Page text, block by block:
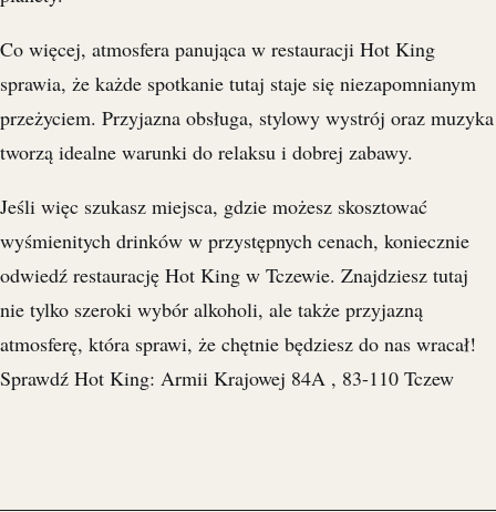
Co więcej, atmosfera panująca w restauracji Hot King
sprawia, że każde spotkanie tutaj staje się niezapomnianym
przeżyciem. Przyjazna obsługa, stylowy wystrój oraz muzyka
tworzą idealne warunki do relaksu i dobrej zabawy.
Jeśli więc szukasz miejsca, gdzie możesz skosztować
wyśmienitych drinków w przystępnych cenach, koniecznie
odwiedź restaurację Hot King w Tczewie. Znajdziesz tutaj
nie tylko szeroki wybór alkoholi, ale także przyjazną
atmosferę, która sprawi, że chętnie będziesz do nas wracał!
Sprawdź Hot King: Armii Krajowej 84A , 83-110 Tczew